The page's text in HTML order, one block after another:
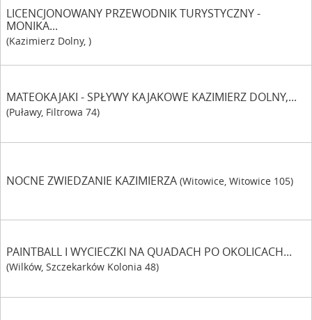
LICENCJONOWANY PRZEWODNIK TURYSTYCZNY -
MONIKA...
(Kazimierz Dolny, )
MATEOKAJAKI - SPŁYWY KAJAKOWE KAZIMIERZ DOLNY,...
(Puławy, Filtrowa 74)
NOCNE ZWIEDZANIE KAZIMIERZA (Witowice, Witowice 105)
PAINTBALL I WYCIECZKI NA QUADACH PO OKOLICACH...
(Wilków, Szczekarków Kolonia 48)